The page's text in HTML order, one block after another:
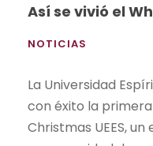
Así se vivió el
NOTICIAS
La Universidad
con éxito la
Christmas UEES,